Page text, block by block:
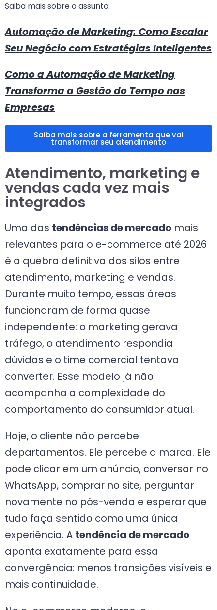
Saiba mais sobre o assunto:
Automação de Marketing: Como Escalar
Seu Negócio com Estratégias Inteligentes
Como a Automação de Marketing
Transforma a Gestão do Tempo nas
Empresas
Saiba mais sobre a ferramenta que vai
transformar seu atendimento
Atendimento, marketing e
vendas cada vez mais
integrados
Uma das tendências de mercado mais
relevantes para o e-commerce até 2026
é a quebra definitiva dos silos entre
atendimento, marketing e vendas.
Durante muito tempo, essas áreas
funcionaram de forma quase
independente: o marketing gerava
tráfego, o atendimento respondia
dúvidas e o time comercial tentava
converter. Esse modelo já não
acompanha a complexidade do
comportamento do consumidor atual.
Hoje, o cliente não percebe
departamentos. Ele percebe a marca. Ele
pode clicar em um anúncio, conversar no
WhatsApp, comprar no site, perguntar
novamente no pós-venda e esperar que
tudo faça sentido como uma única
experiência. A tendência de mercado
aponta exatamente para essa
convergência: menos transições visíveis e
mais continuidade.